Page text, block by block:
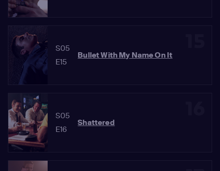
S05
E15
Bullet With My Name On It
S05
E16
Shattered